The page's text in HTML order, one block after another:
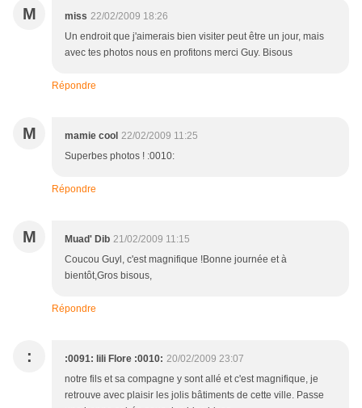
M miss 22/02/2009 18:26
Un endroit que j'aimerais bien visiter peut être un jour, mais
avec tes photos nous en profitons merci Guy. Bisous
Répondre
M mamie cool 22/02/2009 11:25
Superbes photos ! :0010:
Répondre
M Muad' Dib 21/02/2009 11:15
Coucou Guyl, c'est magnifique !Bonne journée et à
bientôt,Gros bisous,
Répondre
: :0091: lili Flore :0010: 20/02/2009 23:07
notre fils et sa compagne y sont allé et c'est magnifique, je
retrouve avec plaisir les jolis bâtiments de cette ville. Passe